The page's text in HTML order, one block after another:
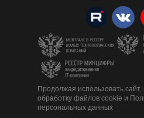
Продолжая использовать
обработку файлов cookie и
персональных данных